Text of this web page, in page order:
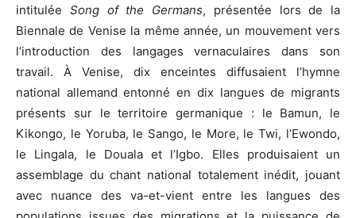
intitulée Song of the Germans, présentée lors de la
Biennale de Venise la même année, un mouvement vers
l’introduction des langages vernaculaires dans son
travail. À Venise, dix enceintes diffusaient l’hymne
national allemand entonné en dix langues de migrants
présents sur le territoire germanique : le Bamun, le
Kikongo, le Yoruba, le Sango, le More, le Twi, l’Ewondo,
le Lingala, le Douala et l’Igbo. Elles produisaient un
assemblage du chant national totalement inédit, jouant
avec nuance des va-et-vient entre les langues des